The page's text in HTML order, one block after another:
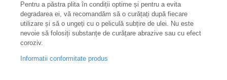
Pentru a păstra plita în condiții optime și pentru a evita
degradarea ei, vă recomandăm să o curățați după fiecare
utilizare și să o ungeți cu o peliculă subțire de ulei. Nu este
nevoie să folosiți substanțe de curățare abrazive sau cu efect
coroziv.
Informatii conformitate produs